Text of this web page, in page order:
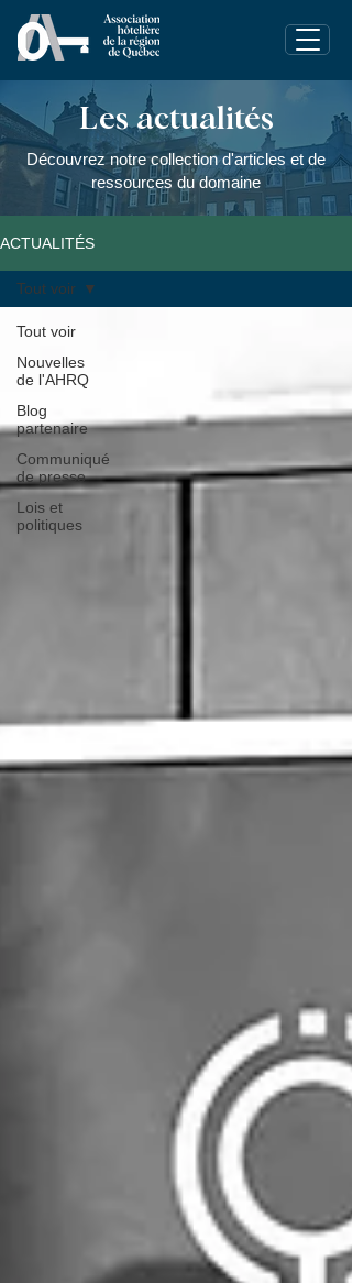
Les actualités
Découvrez notre collection d'articles et de
ressources du domaine
ACTUALITÉS
Tout voir
Nouvelles
de l'AHRQ
Blog
partenaire
Communiqué
de presse
Lois et
politiques
Tout voir